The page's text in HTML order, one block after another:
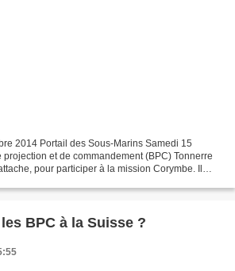
2014 Portail des Sous-Marins Samedi 15
et de commandement (BPC) Tonnerre
pour participer à la mission Corymbe. Il
BPC à la Suisse ?